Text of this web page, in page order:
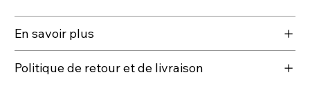
En savoir plus
Politique de retour et de livraison